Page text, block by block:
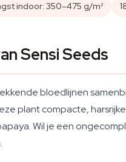
indoor: 350–475 g/m²
Sensi Seeds
bloedlijnen
plant compacte,
Wil je een